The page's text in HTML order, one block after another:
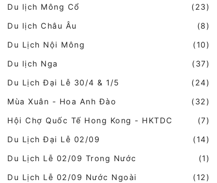
Du lịch Mông Cổ
(23)
Du lịch Châu Âu
(8)
Du Lịch Nội Mông
(10)
Du lịch Nga
(37)
Du Lịch Đại Lễ 30/4 & 1/5
(24)
Mùa Xuân - Hoa Anh Đào
(32)
Hội Chợ Quốc Tế Hong Kong - HKTDC
(7)
Du Lịch Đại Lễ 02/09
(14)
Du Lịch Lễ 02/09 Trong Nước
(1)
Du Lịch Lễ 02/09 Nước Ngoài
(12)